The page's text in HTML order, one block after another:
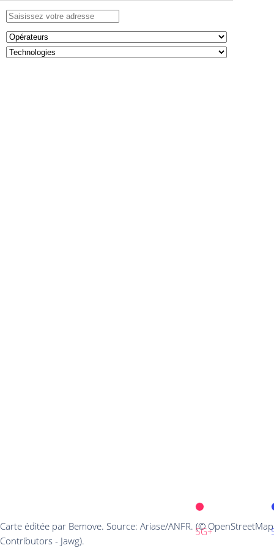
5G+
Carte éditée par Bemove. Source: Ariase/ANFR. (© OpenStreetMap
Contributors - Jawg).